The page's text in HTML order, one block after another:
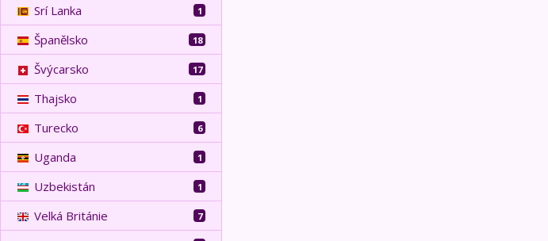
Srí Lanka 1
Španělsko 18
Švýcarsko 17
Thajsko 1
Turecko 6
Uganda 1
Uzbekistán 1
Velká Británie 7